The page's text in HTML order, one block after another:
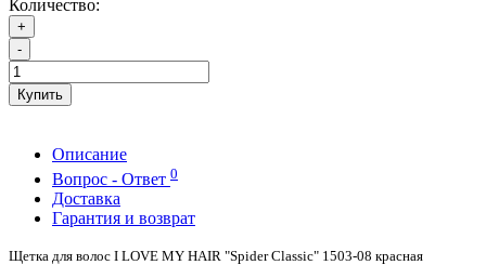
Количество:
+
-
Купить
Описание
Вопрос - Ответ 0
Доставка
Гарантия и возврат
Щетка для волос I LOVE MY HAIR "Spider Classic" 1503-08 красная